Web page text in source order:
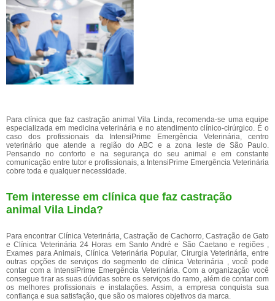
Para clínica que faz castração animal Vila Linda, recomenda-se uma equipe
especializada em medicina veterinária e no atendimento clínico-cirúrgico. É o
caso dos profissionais da IntensiPrime Emergência Veterinária, centro
veterinário que atende a região do ABC e a zona leste de São Paulo.
Pensando no conforto e na segurança do seu animal e em constante
comunicação entre tutor e profissionais, a IntensiPrime Emergência Veterinária
cobre toda e qualquer necessidade.
Tem interesse em clínica que faz castração
animal Vila Linda?
Para encontrar Clínica Veterinária, Castração de Cachorro, Castração de Gato
e Clínica Veterinária 24 Horas em Santo André e São Caetano e regiões ,
Exames para Animais, Clínica Veterinária Popular, Cirurgia Veterinária, entre
outras opções de serviços do segmento de clínica Veterinária , você pode
contar com a IntensiPrime Emergência Veterinária. Com a organização você
consegue tirar as suas dúvidas sobre os serviços do ramo, além de contar com
os melhores profissionais e instalações. Assim, a empresa conquista sua
confiança e sua satisfação, que são os maiores objetivos da marca.